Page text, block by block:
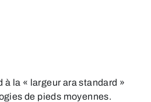
la « largeur ara standard »
de pieds moyennes.